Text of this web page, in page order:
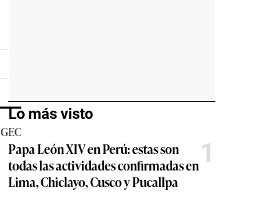
GEC
Lo más visto
Papa León XIV en Perú: estas son
todas las actividades confirmadas en
Lima, Chiclayo, Cusco y Pucallpa
1